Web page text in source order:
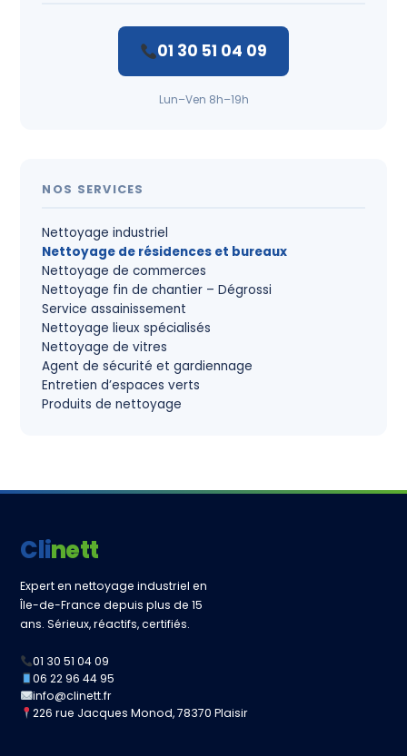
01 30 51 04 09
Lun–Ven 8h–19h
NOS SERVICES
Nettoyage industriel
Nettoyage de résidences et bureaux
Nettoyage de commerces
Nettoyage fin de chantier – Dégrossi
Service assainissement
Nettoyage lieux spécialisés
Nettoyage de vitres
Agent de sécurité et gardiennage
Entretien d’espaces verts
Produits de nettoyage
Clinett
Expert en nettoyage industriel en
Île-de-France depuis plus de 15
ans. Sérieux, réactifs, certifiés.
01 30 51 04 09
06 22 96 44 95
info@clinett.fr
226 rue Jacques Monod, 78370 Plaisir